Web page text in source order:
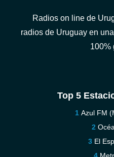
Radios on line de
radios de Uruguay en
100%
Top 5
Azul FM
El